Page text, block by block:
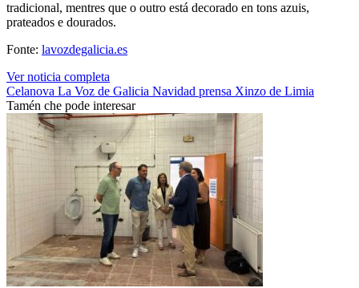
tradicional, mentres que o outro está decorado en tons azuis,
prateados e dourados.
Fonte: lavozdegalicia.es
Ver noticia completa
Celanova La Voz de Galicia Navidad prensa Xinzo de Limia
Tamén che pode interesar